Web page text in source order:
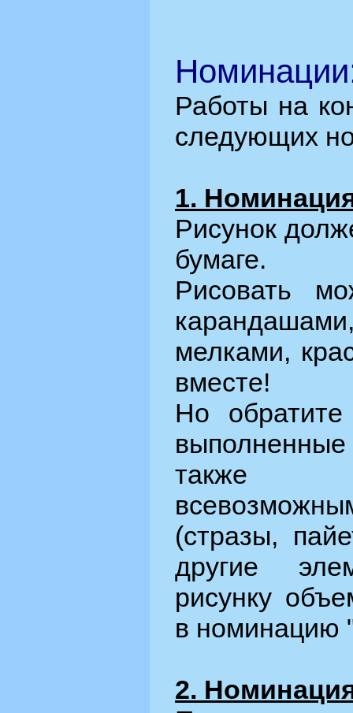
Работы на
следующих
1.
Рисунок
бумаге.
Рисовать
мелками,
вместе!
Но
также
(стразы,
другие
рисунку
в номинацию
2.